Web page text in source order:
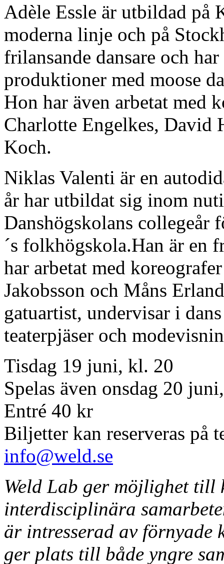
Adèle Essle är utbildad på
moderna linje och på
frilansande dansare och
produktioner med moose
Hon har även arbetat med
Charlotte Engelkes, David
Koch.
Niklas Valenti är en
år har utbildat sig inom
Danshögskolans collegeår
´s folkhögskola.Han är en
har arbetat med
Jakobsson och Måns
gatuartist, undervisar i
teaterpjäser och
Tisdag 19 juni, kl. 20
Spelas även onsdag 20
Entré 40 kr
Biljetter kan reserveras på
info@weld.se
Weld Lab ger möjlighet till
interdisciplinära
är intresserad av
ger plats till både yngre